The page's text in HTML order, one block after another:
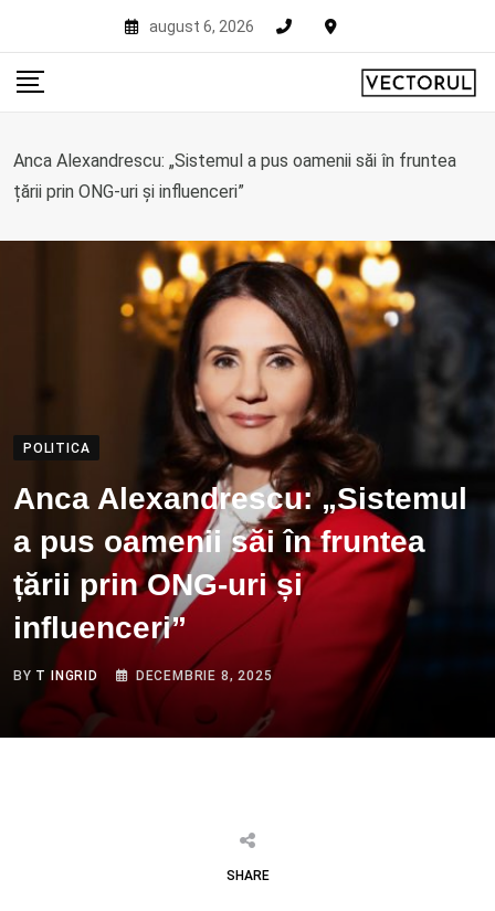
content
august 6, 2026
Anca Alexandrescu: „Sistemul a pus oamenii săi în fruntea
țării prin ONG-uri și influenceri”
POLITICA
Anca Alexandrescu: „Sistemul
a pus oamenii săi în fruntea
țării prin ONG-uri și
influenceri”
BY T INGRID DECEMBRIE 8, 2025
SHARE